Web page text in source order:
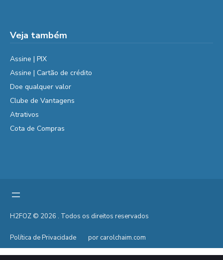
Veja também
Assine | PIX
Assine | Cartão de crédito
Doe qualquer valor
Clube de Vantagens
Atrativos
Cota de Compras
H2FOZ © 2026 . Todos os direitos reservados
Política de Privacidade por carolchaim.com